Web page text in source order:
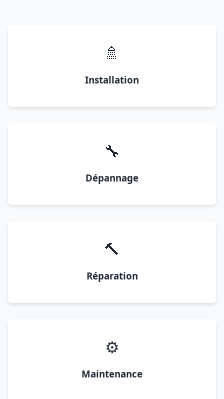
🚿
Installation
🔧
Dépannage
🔨
Réparation
⚙️
Maintenance